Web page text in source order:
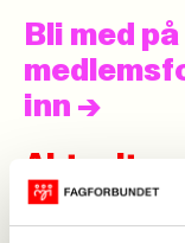
Bli med
inn ->
Aktuelt
Se alle->